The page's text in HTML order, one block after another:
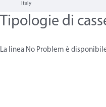
Italy
Tipologie di
La linea No Problem è